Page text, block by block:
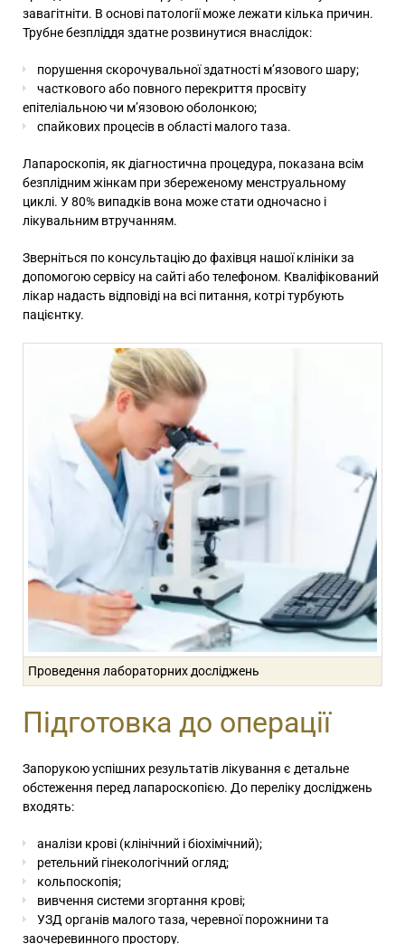
завагітніти. В основі патології може лежати кілька причин.
Трубне безпліддя здатне розвинутися внаслідок:
порушення скорочувальної здатності м’язового шару;
часткового або повного перекриття просвіту
епітеліальною чи м’язовою оболонкою;
спайкових процесів в області малого таза.
Лапароскопія, як діагностична процедура, показана всім
безплідним жінкам при збереженому менструальному
циклі. У 80% випадків вона може стати одночасно і
лікувальним втручанням.
Зверніться по консультацію до фахівця нашої клініки за
допомогою сервісу на сайті або телефоном. Кваліфікований
лікар надасть відповіді на всі питання, котрі турбують
пацієнтку.
Проведення лабораторних досліджень
Підготовка до операції
Запорукою успішних результатів лікування є детальне
обстеження перед лапароскопією. До переліку досліджень
входять:
аналізи крові (клінічний і біохімічний);
ретельний гінекологічний огляд;
кольпоскопія;
вивчення системи згортання крові;
УЗД органів малого таза, черевної порожнини та
заочеревинного простору.